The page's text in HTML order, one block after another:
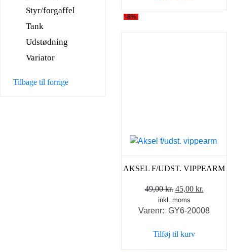
Styr/forgaffel
Tank
Udstødning
Variator
Tilbage til forrige
-8%
AKSEL F/UDST. VIPPEARM
49,00kr. Den
oprindelige
pris
49,00 kr..
45,00 kr.
pris
inkl. moms
Varenr: GY6-20008
Tilføj til kurv